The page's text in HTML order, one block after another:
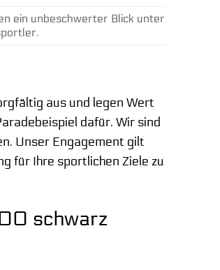
ein unbeschwerter Blick unter
aus und legen Wert
dafür. Wir sind
Unser Engagement gilt
für Ihre sportlichen Ziele zu
schwarz